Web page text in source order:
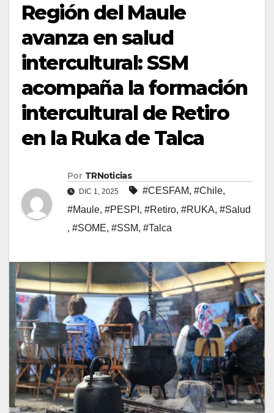
Región del Maule
avanza en salud
intercultural: SSM
acompaña la formación
intercultural de Retiro
en la Ruka de Talca
Por TRNoticias
DIC 1, 2025 #CESFAM, #Chile,
#Maule, #PESPI , #Retiro, #RUKA, #Salud
, #SOME, #SSM, #Talca